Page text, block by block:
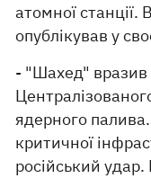
атомної станції.
опублікував у
- "Шахед" вразив
ядерного
критичної
російський